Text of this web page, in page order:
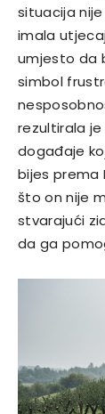
situacija
imala
umjesto da
simbol
rezultirala
događaje
bijes prema
što on nije
stvarajući
da ga